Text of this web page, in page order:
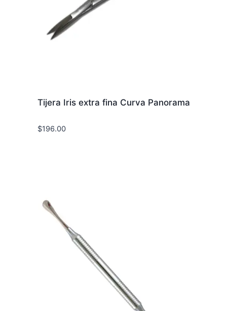
Tijera Iris extra fina Curva Panorama
$196.00